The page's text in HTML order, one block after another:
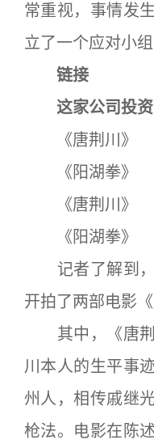
常重视，事情发
立了一个应对小组
链接
这家公司投
《唐荆川》
《阳湖拳》
《唐荆川》
《阳湖拳》
记者了解到，
开拍了两部电影
其中，《唐荆
川本人的生平事
州人，相传戚继
枪法。电影在陈